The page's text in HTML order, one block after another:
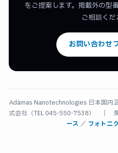
をご提案します。掲載外の型
ご相談くだ
お問い合わせ
Adámas Nanotechnologies 日本国内
式会社（TEL 045-550-7538） ｜ 関
ース ／ フォトニ